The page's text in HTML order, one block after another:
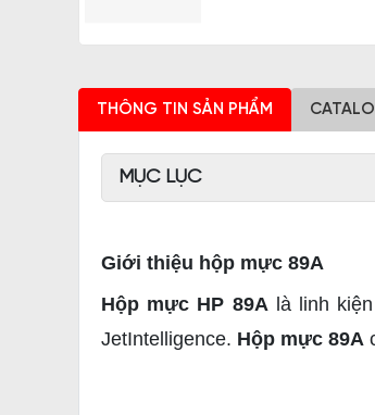
THÔNG TIN SẢN PHẨM
MỤC LỤC
Giới thiệu hộp mực 89A
Hộp mực HP 89A là linh
JetIntelligence. Hộp mực 89A